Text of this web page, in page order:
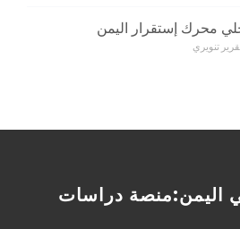
محرك إستقرار اليمن
تنويري
اليمن:منصة دراسات